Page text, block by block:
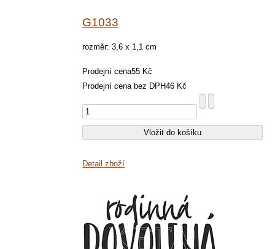
G1033
rozměr: 3,6 x 1,1 cm
Prodejní cena55 Kč
Prodejní cena bez DPH46 Kč
Detail zboží